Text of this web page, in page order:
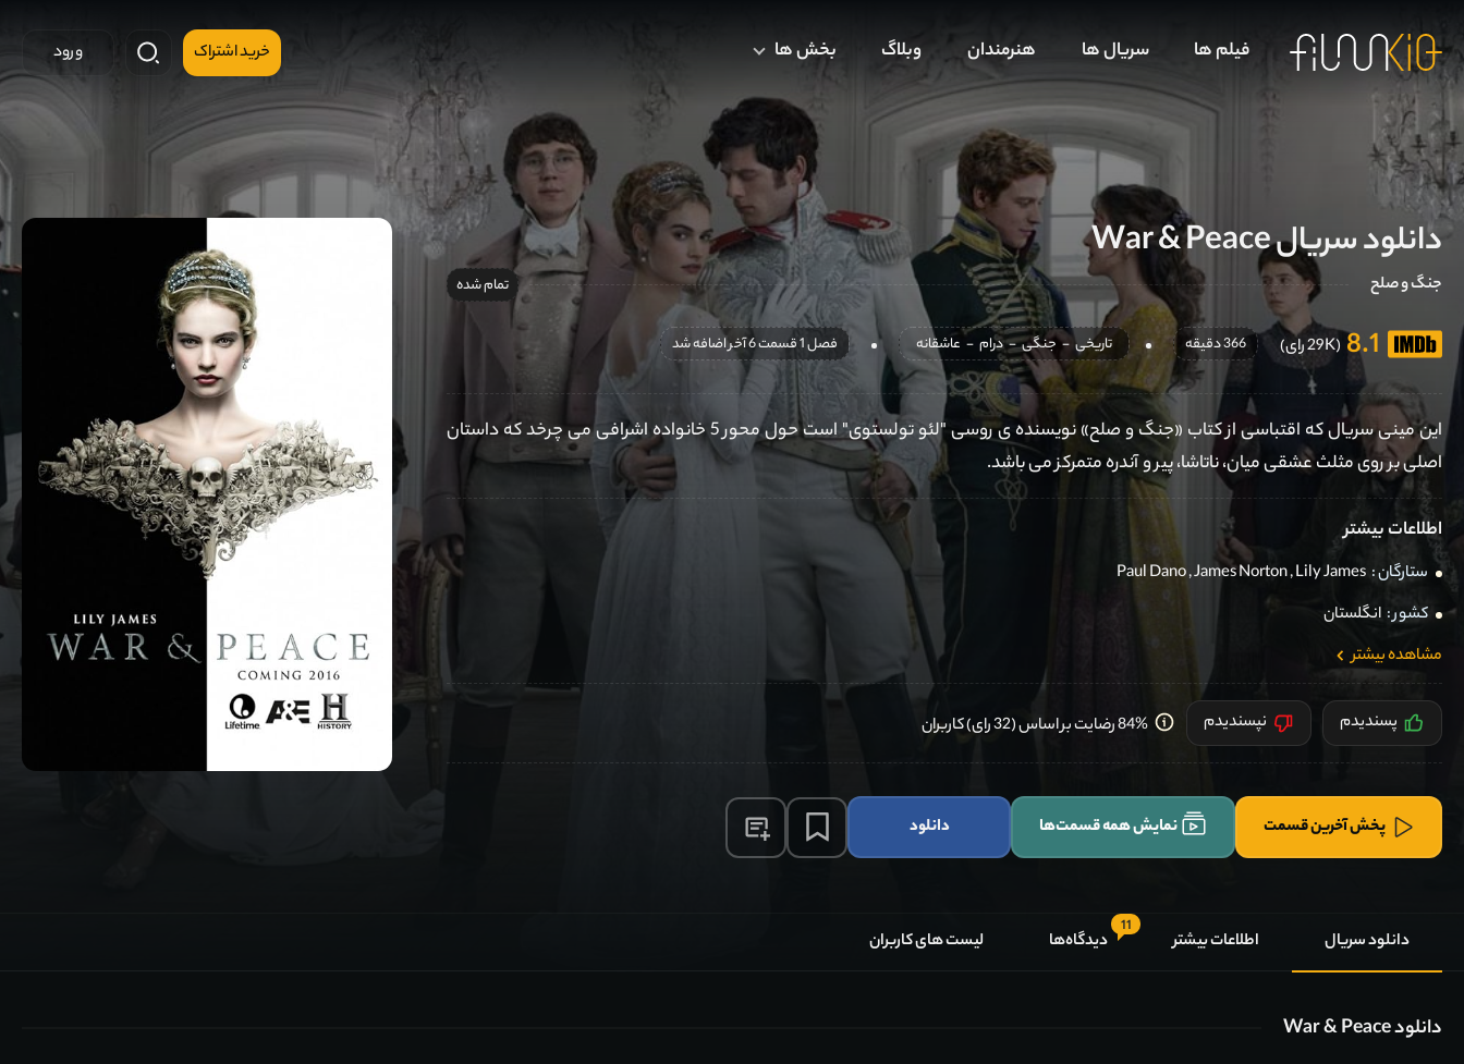
فیلم ها سریال ها هنرمندان وبلاگ بخش ها خرید اشتراک ورود
دانلود سریال War & Peace
جنگ و صلح تمام شده
8.1 (29K رای) 366 دقیقه تاریخی - جنگی - درام - عاشقانه فصل 1 قسمت 6 آخر اضافه شد
این مینی سریال که اقتباسی از کتاب «جنگ و صلح» نویسنده ی روسی "لئو تولستوی" است حول محور 5 خانواده اشرافی می چرخد که داستان
اصلی بر روی مثلث عشقی میان، ناتاشا، پیر و آندره متمرکز می باشد.
اطلاعات بیشتر
ستارگان : Paul Dano,James Norton,Lily James
کشور : انگلستان
مشاهده بیشتر
پسندیدم نپسندیدم 84% رضایت بر اساس (32 رای) کاربران
پخش آخرین قسمت نمایش همه قسمت‌ها دانلود
دانلود سریال اطلاعات بیشتر
11
دیدگاه‌ها لیست های کاربران
دانلود War & Peace